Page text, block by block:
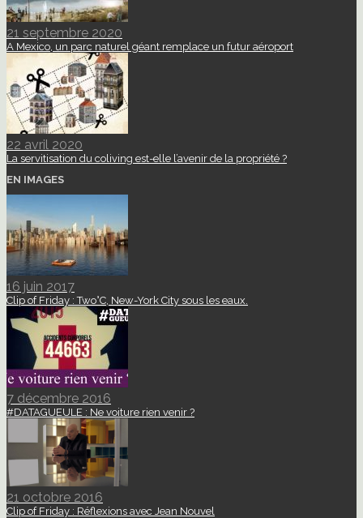
21 septembre 2020
A Mexico, un parc naturel géant remplace un futur aéroport
22 avril 2020
La servitisation du coliving est-elle l’avenir de la propriété ?
EN IMAGES
16 juin 2017
Clip of Friday : Two°C, New-York City sous les eaux.
7 décembre 2016
#DATAGUEULE : Ne voiture rien venir ?
21 octobre 2016
Clip of Friday : Réflexions avec Jean Nouvel